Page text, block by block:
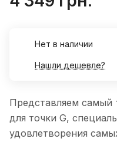
Нет в наличии
Нашли дешевле?
Представляем самый
для точки G,
удовлетворения